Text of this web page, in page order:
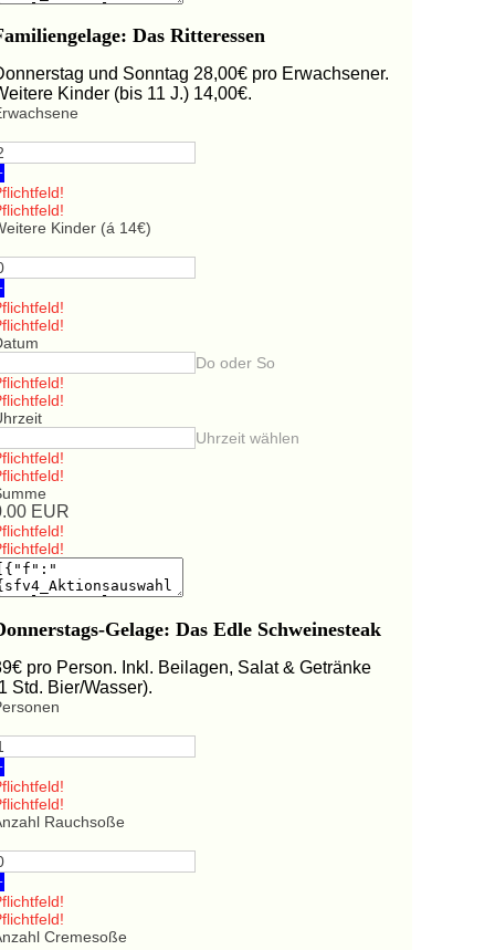
Das Ritteressen
und Sonntag 28,00€ pro Erwachsener.
Kinder (bis 11 J.) 14,00€.
Kinder (á 14€)
Do oder So
Uhrzeit wählen
EUR
Gelage: Das Edle Schweinesteak
pro Person. Inkl. Beilagen, Salat & Getränke
Std. Bier/Wasser).
Rauchsoße
Cremesoße